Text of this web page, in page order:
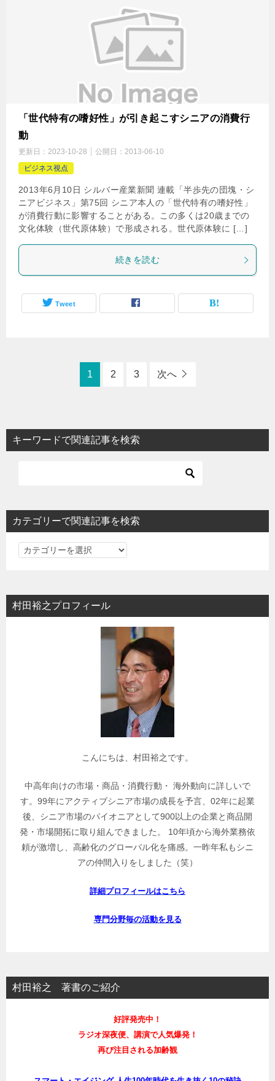
「世代特有の嗜好性」が引き起こすシニアの消費行
動
更新日： 2023-10-28 公開日： 2013-06-10
ビジネス視点
2013年6月10日 シルバー産業新聞 連載「半歩先の団塊・シ
ニアビジネス」第75回 シニア本人の「世代特有の嗜好性」
が消費行動に影響することがある。この多くは20歳までの
文化体験（世代原体験）で形成される。世代原体験に […]
続きを読む
Tweet
1 2 3 次へ
キーワードで関連記事を検索
カテゴリーで関連記事を検索
カ
リ
ー
村田裕之プロフィール
こんにちは、村田裕之です。
中高年向けの市場・商品・消費行動・ 海外動向に詳しいで
す。99年にアクティブシニア市場の成長を予言、02年に起業
後、シニア市場のパイオニアとして900以上の企業と商品開
発・市場開拓に取り組んできました。 10年頃から海外業務依
頼が激増し、高齢化のグローバル化を痛感。一昨年私もシニ
アの仲間入りをしました（笑）
詳細プロフィールはこちら
専門分野毎の活動を見る
村田裕之 著書のご紹介
好評発売中！
ラジオ深夜便、講演で人気爆発！
再び注目される加齢観